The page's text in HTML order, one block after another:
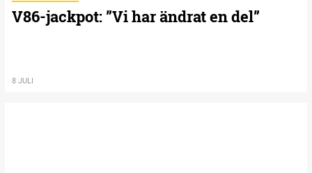
V86-jackpot: ”Vi har ändrat en del”
8 JULI